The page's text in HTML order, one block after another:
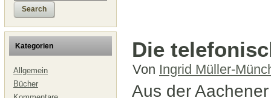
Kategorien
Allgemein
Bücher
Die
Von Ingrid Müller-
Aus der